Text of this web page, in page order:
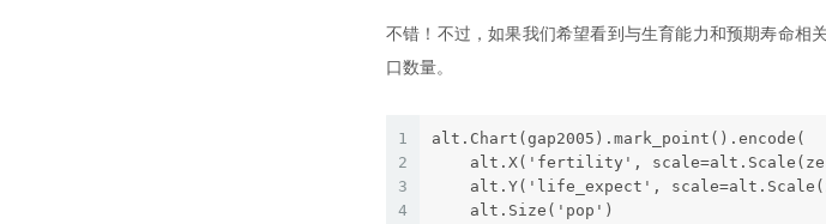
不错！不过，如果我们希望看到与生育能力和预期寿命相
口数量。
1
2
3
4
alt.Chart(gap2005).mark_point().encode(
alt.X('fertility',
alt.Y('life_expect',
    alt.Size('pop')